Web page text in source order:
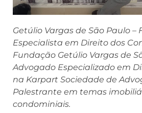
Getúlio Vargas de São Paulo –
Especialista em Direito dos
Fundação Getúlio Vargas de
Advogado Especializado em
na Karpart Sociedade de
Palestrante em temas
condominiais.